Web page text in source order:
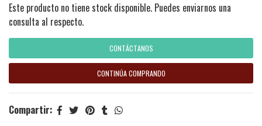
Este producto no tiene stock disponible. Puedes enviarnos una
consulta al respecto.
CONTÁCTANOS
CONTINÚA COMPRANDO
Compartir: